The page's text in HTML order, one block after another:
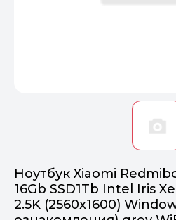
Ноутбук Xiaomi
16Gb SSD1Tb Intel Iris
2.5K (2560x1600)